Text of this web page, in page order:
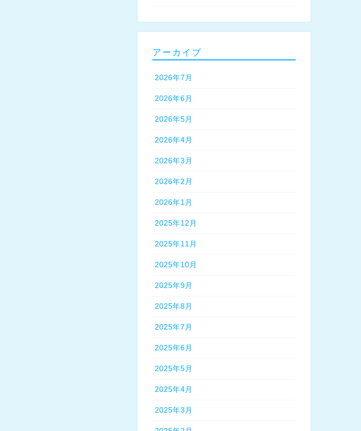
アーカイブ
2026年7月
2026年6月
2026年5月
2026年4月
2026年3月
2026年2月
2026年1月
2025年12月
2025年11月
2025年10月
2025年9月
2025年8月
2025年7月
2025年6月
2025年5月
2025年4月
2025年3月